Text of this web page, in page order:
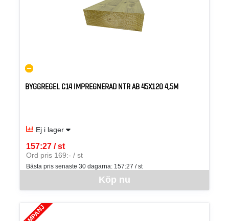
BYGGREGEL C14 IMPREGNERAD NTR AB 45X120 4,5M
Ej i lager
Köp nu
157:27 / st
SEK per ST
Ord pris 169:- / st
Bästa pris senaste 30 dagarna: 157:27 / st